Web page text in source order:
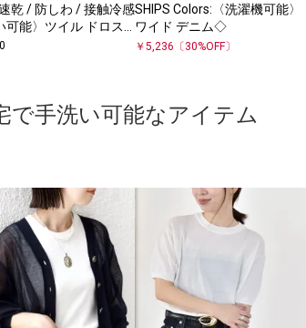
速乾 / 防しわ / 接触冷感
可能〉ツイル ドロス
SHIPS Colors:〈洗濯機可能〉
ワイド デニム◇
￥ 5,236 〔30%OFF〕
で手洗い可能なアイテム